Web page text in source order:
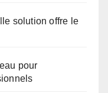
solution offre le
pour